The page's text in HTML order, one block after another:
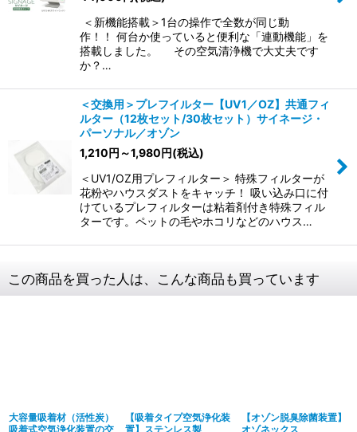
＜新機能搭載＞1台の操作で全数が同じ動
作！！ 何台か使っていると便利な「連動機能」を
搭載しました。 その空気清浄機で大丈夫です
か？…
＜交換用＞プレフイルター【UV1／OZ】共通フィ
ルター（12枚セット/30枚セット）サイネージ・
パーソナル／オゾン
1,210円 ～1,980円(税込)
＜UV1/OZ用プレフィルター＞ 特殊フィルターが
花粉やハウスダストをキャッチ！ 吸い込み口に付
けているプレフィルターは粘着剤付き特殊フィル
ターです。ペットの毛やホコリなどのハウス…
この商品を買った人は、こんな商品も買っています
大容量吸着材（活性炭）
吸着式空気浄化装置の交
【吸着タイプ空気浄化装
置】ステンレス製
【オゾン脱臭除菌装置】
オゾネックス